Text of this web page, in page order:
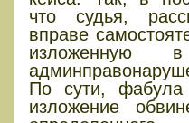
что судья,
вправе
изложенную
По сути, фабула
изложение